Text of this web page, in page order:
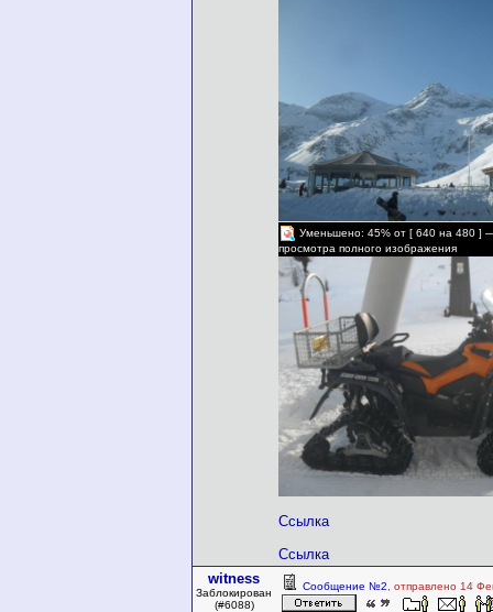
Уменьшено: 45% от [ 640 на 480 ]
просмотра полного изображения
Ссылка
Ссылка
witness
Заблокирован
(#6088)
Сообщение №2 , отправлено 14